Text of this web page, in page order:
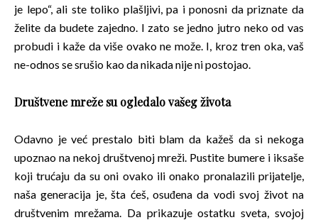
je lepo“, ali ste toliko plašljivi, pa i ponosni da priznate da
želite da budete zajedno. I zato se jedno jutro neko od vas
probudi i kaže da više ovako ne može. I, kroz tren oka, vaš
ne-odnos se srušio kao da nikada nije ni postojao.
Društvene mreže su ogledalo vašeg života
Odavno je već prestalo biti blam da kažeš da si nekoga
upoznao na nekoj društvenoj mreži. Pustite bumere i iksaše
koji trućaju da su oni ovako ili onako pronalazili prijatelje,
naša generacija je, šta ćeš, osuđena da vodi svoj život na
društvenim mrežama. Da prikazuje ostatku sveta, svojoj